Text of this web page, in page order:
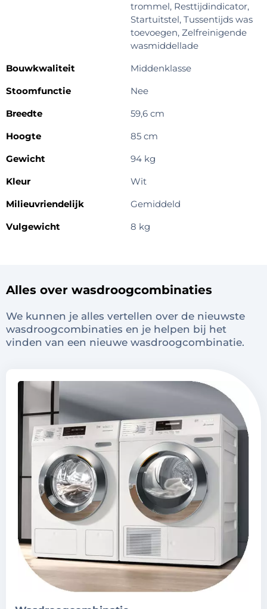
trommel, Resttijdindicator,
Startuitstel, Tussentijds was
toevoegen, Zelfreinigende
wasmiddellade
Bouwkwaliteit
Middenklasse
Stoomfunctie
Nee
Breedte
59,6 cm
Hoogte
85 cm
Gewicht
94 kg
Kleur
Wit
Milieuvriendelijk
Gemiddeld
Vulgewicht
8 kg
Alles over wasdroogcombinaties
We kunnen je alles vertellen over de nieuwste
wasdroogcombinaties en je helpen bij het
vinden van een nieuwe wasdroogcombinatie.